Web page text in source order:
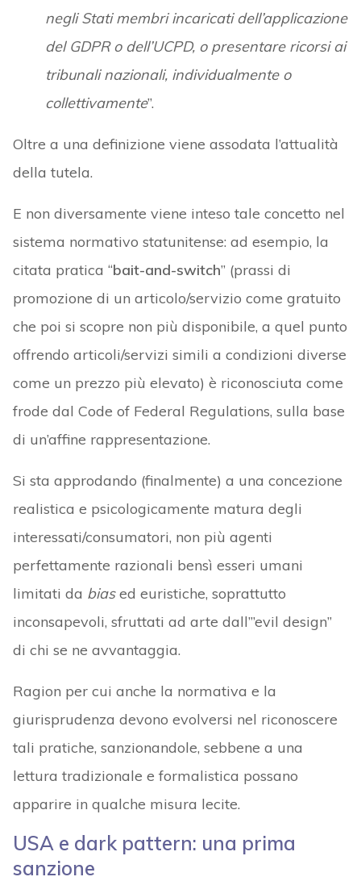
negli Stati membri incaricati dell’applicazione
del GDPR o dell’UCPD, o presentare ricorsi ai
tribunali nazionali, individualmente o
collettivamente”.
Oltre a una definizione viene assodata l’attualità
della tutela.
E non diversamente viene inteso tale concetto nel
sistema normativo statunitense: ad esempio, la
citata pratica “bait-and-switch” (prassi di
promozione di un articolo/servizio come gratuito
che poi si scopre non più disponibile, a quel punto
offrendo articoli/servizi simili a condizioni diverse
come un prezzo più elevato) è riconosciuta come
frode dal Code of Federal Regulations, sulla base
di un’affine rappresentazione.
Si sta approdando (finalmente) a una concezione
realistica e psicologicamente matura degli
interessati/consumatori, non più agenti
perfettamente razionali bensì esseri umani
limitati da biased euristiche, soprattutto
inconsapevoli, sfruttati ad arte dall’”evil design”
di chi se ne avvantaggia.
Ragion per cui anche la normativa e la
giurisprudenza devono evolversi nel riconoscere
tali pratiche, sanzionandole, sebbene a una
lettura tradizionale e formalistica possano
apparire in qualche misura lecite.
USA e dark pattern: una prima
sanzione